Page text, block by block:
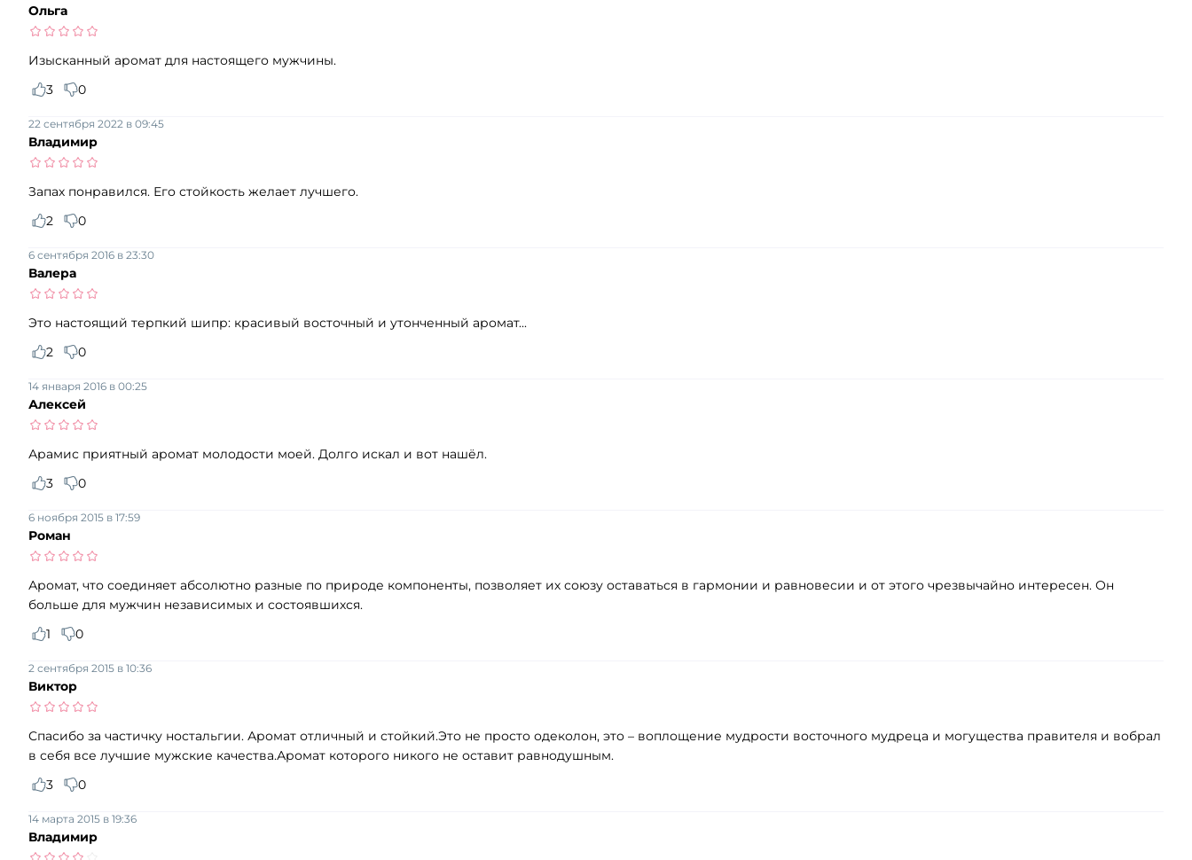
Ольга
Изысканный аромат для настоящего мужчины.
3
0
Владимир
22 сентября 2022 в 09:45
Запах понравился. Его стойкость желает лучшего.
2
0
Валера
6 сентября 2016 в 23:30
Это настоящий терпкий шипр: красивый восточный и утонченный аромат...
2
0
Алексей
14 января 2016 в 00:25
Арамис приятный аромат молодости моей. Долго искал и вот нашёл.
3
0
Роман
6 ноября 2015 в 17:59
Аромат, что соединяет абсолютно разные по природе компоненты, позволяет их союзу оставаться в гармонии и равновесии и от этого чрезвычайно интересен. Он
больше для мужчин независимых и состоявшихся.
1
0
Виктор
2 сентября 2015 в 10:36
Спасибо за частичку ностальгии. Аромат отличный и стойкий.Это не просто одеколон, это – воплощение мудрости восточного мудреца и могущества правителя и вобрал
в себя все лучшие мужские качества.Аромат которого никого не оставит равнодушным.
3
0
Владимир
14 марта 2015 в 19:36